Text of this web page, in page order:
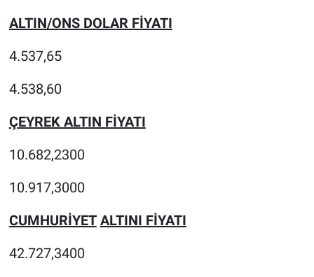
ALTIN/ONS DOLAR FİYATI
4.537,65
4.538,60
ÇEYREK ALTIN FİYATI
10.682,2300
10.917,3000
CUMHURİYET ALTINI FİYATI
42.727,3400